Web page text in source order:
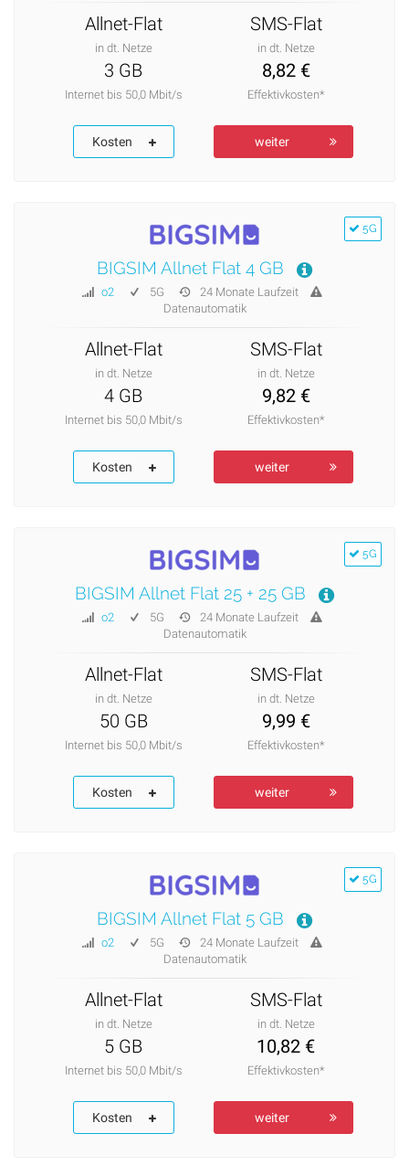
Allnet-Flat
in dt. Netze
SMS-Flat
in dt. Netze
3 GB
Internet bis 50,0 Mbit/s
8,82 €
Effektivkosten*
Kosten weiter
5G
BIGSIM Allnet Flat 4 GB
o2 5G
24 Monate Laufzeit
Datenautomatik
Allnet-Flat
in dt. Netze
SMS-Flat
in dt. Netze
4 GB
Internet bis 50,0 Mbit/s
9,82 €
Effektivkosten*
Kosten weiter
5G
BIGSIM Allnet Flat 25 + 25 GB
o2 5G
24 Monate Laufzeit
Datenautomatik
Allnet-Flat
in dt. Netze
SMS-Flat
in dt. Netze
50 GB
Internet bis 50,0 Mbit/s
9,99 €
Effektivkosten*
Kosten weiter
5G
BIGSIM Allnet Flat 5 GB
o2 5G
24 Monate Laufzeit
Datenautomatik
Allnet-Flat
in dt. Netze
SMS-Flat
in dt. Netze
5 GB
Internet bis 50,0 Mbit/s
10,82 €
Effektivkosten*
Kosten weiter